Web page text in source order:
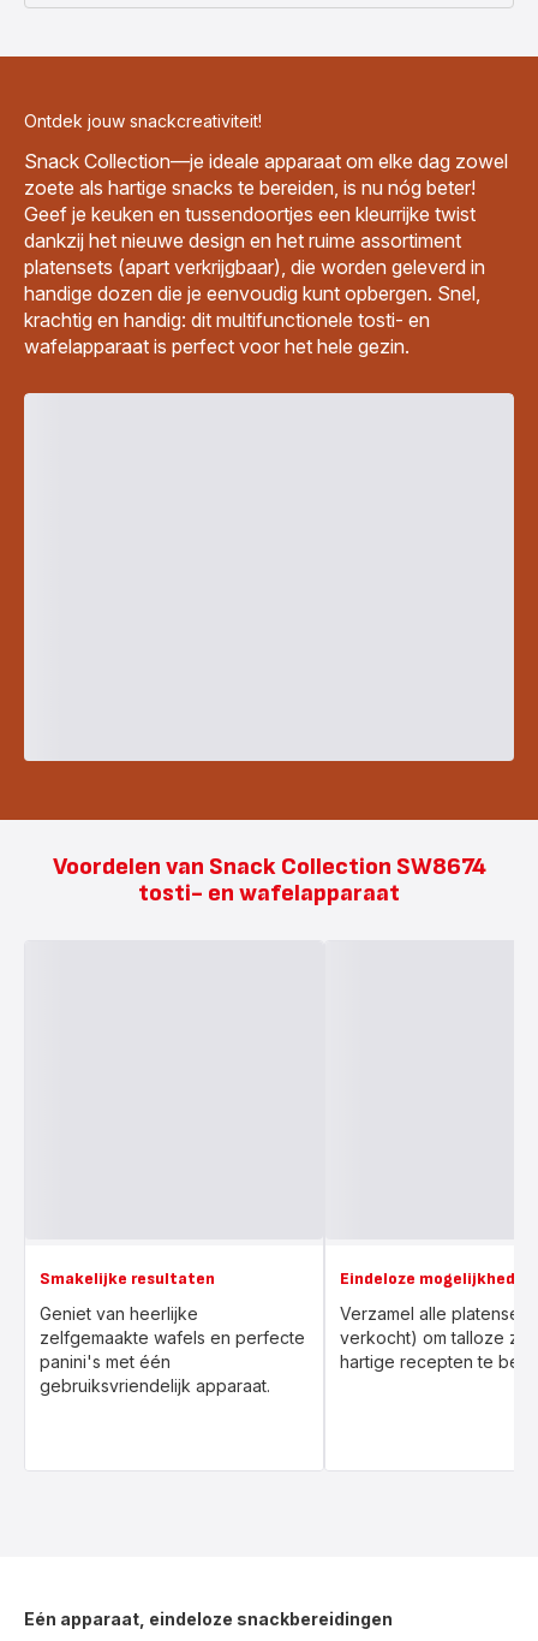
Ontdek jouw snackcreativiteit!
Snack Collection—je ideale apparaat om elke dag zowel
zoete als hartige snacks te bereiden, is nu nóg beter!
Geef je keuken en tussendoortjes een kleurrijke twist
dankzij het nieuwe design en het ruime assortiment
platensets (apart verkrijgbaar), die worden geleverd in
handige dozen die je eenvoudig kunt opbergen. Snel,
krachtig en handig: dit multifunctionele tosti- en
wafelapparaat is perfect voor het hele gezin.
Voordelen van Snack Collection SW8674
tosti- en wafelapparaat
Smakelijke resultaten
Geniet van heerlijke
zelfgemaakte wafels en perfecte
panini's met één
gebruiksvriendelijk apparaat.
Eindeloze mogelijkheden
Verzamel alle platensets
verkocht) om talloze
hartige recepten te
Eén apparaat, eindeloze snackbereidingen